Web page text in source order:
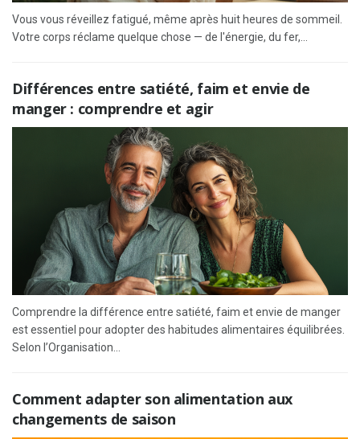
Vous vous réveillez fatigué, même après huit heures de sommeil.
Votre corps réclame quelque chose — de l'énergie, du fer,...
Différences entre satiété, faim et envie de
manger : comprendre et agir
Comprendre la différence entre satiété, faim et envie de manger
est essentiel pour adopter des habitudes alimentaires équilibrées.
Selon l’Organisation...
Comment adapter son alimentation aux
changements de saison